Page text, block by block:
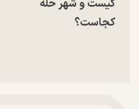
کیست و شهر حله
کجاست؟